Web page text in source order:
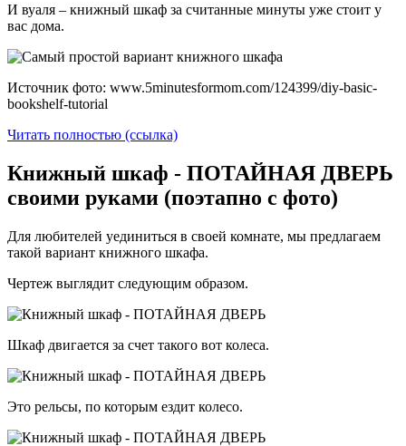
И вуаля – книжный шкаф за считанные минуты уже стоит у
вас дома.
Источник фото: www.5minutesformom.com/124399/diy-basic-
bookshelf-tutorial
Читать полностью (ссылка)
Книжный шкаф - ПОТАЙНАЯ ДВЕРЬ
своими руками (поэтапно с фото)
Для любителей уединиться в своей комнате, мы предлагаем
такой вариант книжного шкафа.
Чертеж выглядит следующим образом.
Шкаф двигается за счет такого вот колеса.
Это рельсы, по которым ездит колесо.